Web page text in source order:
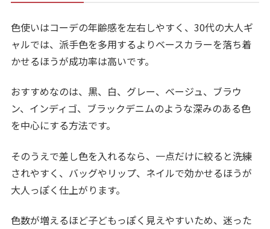
色使いはコーデの年齢感を左右しやすく、30代の大人ギ
ャルでは、派手色を多用するよりベースカラーを落ち着
かせるほうが成功率は高いです。
おすすめなのは、黒、白、グレー、ベージュ、ブラウ
ン、インディゴ、ブラックデニムのような深みのある色
を中心にする方法です。
そのうえで差し色を入れるなら、一点だけに絞ると洗練
されやすく、バッグやリップ、ネイルで効かせるほうが
大人っぽく仕上がります。
色数が増えるほど子どもっぽく見えやすいため、迷った